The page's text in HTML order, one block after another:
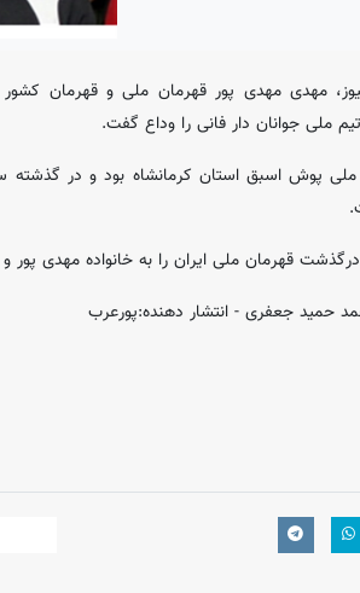
مهدی مهدی پور قهرمان ملی و قهرمان
ملی جوانان دار فانی را وداع گفت.
پوش اسبق استان کرمانشاه بود و در گذشته
درگذشت قهرمان ملی ایران را به خانواده مهدی
حمید جعفری - انتشار دهنده:پورعرب